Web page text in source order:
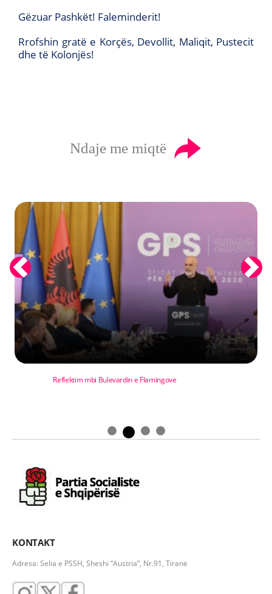
Gëzuar Pashkët! Faleminderit!
Rrofshin gratë e Korçës, Devollit, Maliqit, Pustecit
dhe të Kolonjës!
Ndaje me miqtë
Reflektim mbi Bulevardin e Flamingove
Previous Next
KONTAKT
Adresa: Selia e PSSH, Sheshi “Austria”, Nr.91, Tiranë